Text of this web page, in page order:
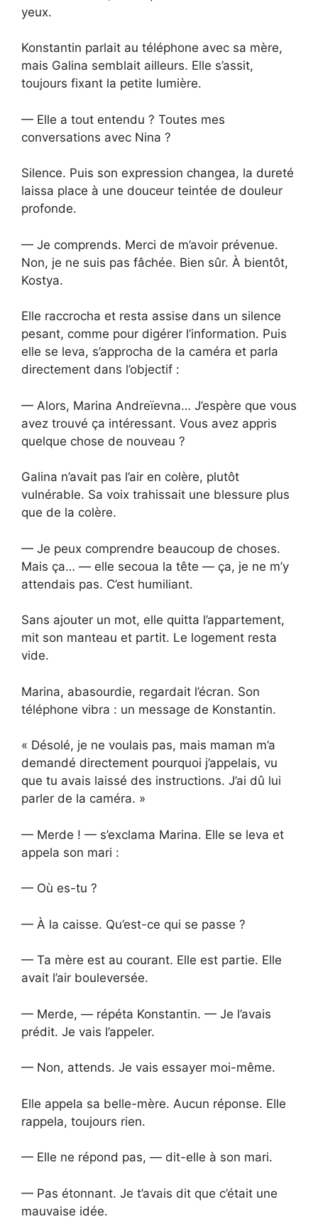
yeux.
Konstantin parlait au téléphone avec sa mère,
mais Galina semblait ailleurs. Elle s’assit,
toujours fixant la petite lumière.
— Elle a tout entendu ? Toutes mes
conversations avec Nina ?
Silence. Puis son expression changea, la dureté
laissa place à une douceur teintée de douleur
profonde.
— Je comprends. Merci de m’avoir prévenue.
Non, je ne suis pas fâchée. Bien sûr. À bientôt,
Kostya.
Elle raccrocha et resta assise dans un silence
pesant, comme pour digérer l’information. Puis
elle se leva, s’approcha de la caméra et parla
directement dans l’objectif :
— Alors, Marina Andreïevna… J’espère que vous
avez trouvé ça intéressant. Vous avez appris
quelque chose de nouveau ?
Galina n’avait pas l’air en colère, plutôt
vulnérable. Sa voix trahissait une blessure plus
que de la colère.
— Je peux comprendre beaucoup de choses.
Mais ça… — elle secoua la tête — ça, je ne m’y
attendais pas. C’est humiliant.
Sans ajouter un mot, elle quitta l’appartement,
mit son manteau et partit. Le logement resta
vide.
Marina, abasourdie, regardait l’écran. Son
téléphone vibra : un message de Konstantin.
« Désolé, je ne voulais pas, mais maman m’a
demandé directement pourquoi j’appelais, vu
que tu avais laissé des instructions. J’ai dû lui
parler de la caméra. »
— Merde ! — s’exclama Marina. Elle se leva et
appela son mari :
— Où es-tu ?
— À la caisse. Qu’est-ce qui se passe ?
— Ta mère est au courant. Elle est partie. Elle
avait l’air bouleversée.
— Merde, — répéta Konstantin. — Je l’avais
prédit. Je vais l’appeler.
— Non, attends. Je vais essayer moi-même.
Elle appela sa belle-mère. Aucun réponse. Elle
rappela, toujours rien.
— Elle ne répond pas, — dit-elle à son mari.
— Pas étonnant. Je t’avais dit que c’était une
mauvaise idée.